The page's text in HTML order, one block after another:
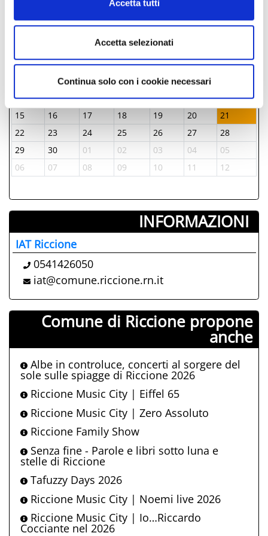
Accetta tutti
Accetta selezionati
Continua solo con i cookie necessari
GIORNI & ORARI
Junio-2026
Lun
Mar Mer Juev Vier Sab
Dom
02 03 04 05 06
08
09 10 11 12 13
14
15
16 17 18 19 20
21
22
23 24 25 26 27
28
29
30 01 02 03 04
05
06
07 08 09 10 11 12
INFORMAZIONI ­
IAT Riccione
0541426050
iat@comune.riccione.rn.it
Comune di Riccione propone
anche
Albe in controluce, concerti al sorgere del
sole sulle spiagge di Riccione 2026
Riccione Music City | Eiffel 65
Riccione Music City | Zero Assoluto
Riccione Family Show
Senza fine - Parole e libri sotto luna e
stelle di Riccione
Tafuzzy Days 2026
Riccione Music City | Noemi live 2026
Riccione Music City | Io…Riccardo
Cocciante nel 2026